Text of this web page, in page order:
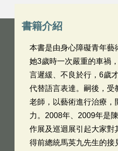
書籍介紹
本書是由身心障礙青年藝
她3歲時一次嚴重的車禍
言遲緩、不良於行，6歲
代替語言表達。嗣後，受
老師，以藝術進行治療，
力。2008年、2009年是
作展及巡迴展引起大家對
得前總統馬英九先生的接